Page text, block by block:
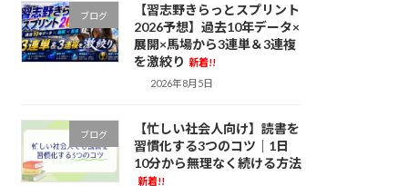
ブログ
【習志野きらっとスプリント
2026予想】過去10年データ×
展開×馬場から3連単＆3連複
を激絞り 新着!!
2026年8月5日
ブログ
【忙しい社会人向け】読書を
習慣化する3つのコツ｜1日
10分から無理なく続ける方法
新着!!